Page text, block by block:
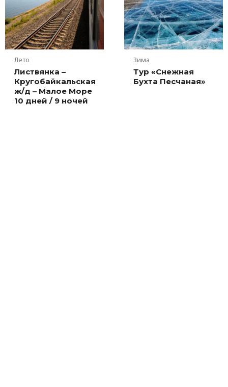
Лето
Листвянка –
Кругобайкальская
ж/д – Малое Море
10 дней / 9 ночей
Зима
Тур «Снежная
Бухта Песчаная»